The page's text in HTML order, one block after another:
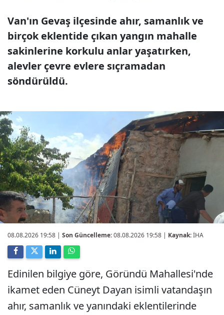
Van'ın Gevaş ilçesinde ahır, samanlık ve
birçok eklentide çıkan yangın mahalle
sakinlerine korkulu anlar yaşatırken,
alevler çevre evlere sıçramadan
söndürüldü.
08.08.2026 19:58 | Son Güncelleme:08.08.2026 19:58 | Kaynak:İHA
Edinilen bilgiye göre, Göründü Mahallesi'nde
ikamet eden Cüneyt Dayan isimli vatandaşın
ahır, samanlık ve yanındaki eklentilerinde